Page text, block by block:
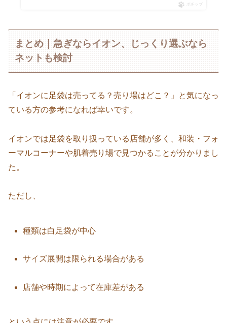
ポチップ
まとめ｜急ぎならイオン、じっくり選ぶなら
ネットも検討
「イオンに足袋は売ってる？売り場はどこ？」と気になっ
ている方の参考になれば幸いです。
イオンでは足袋を取り扱っている店舗が多く、和装・フォ
ーマルコーナーや肌着売り場で見つかることが分かりまし
た。
ただし、
種類は白足袋が中心
サイズ展開は限られる場合がある
店舗や時期によって在庫差がある